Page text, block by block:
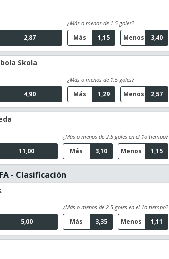
2,87
¿Más o menos de 1.5 goles?
1,15
Más 3,40
Menos
Skola
4,90
¿Más o menos de 1.5 goles?
1,29
Más 2,57
Menos
11,00
¿Más o menos de 2.5 goles en el 1o tiempo?
3,10
Más 1,15
Menos
- Clasificación
5,00
¿Más o menos de 2.5 goles en el 1o tiempo?
3,35
Más 1,11
Menos